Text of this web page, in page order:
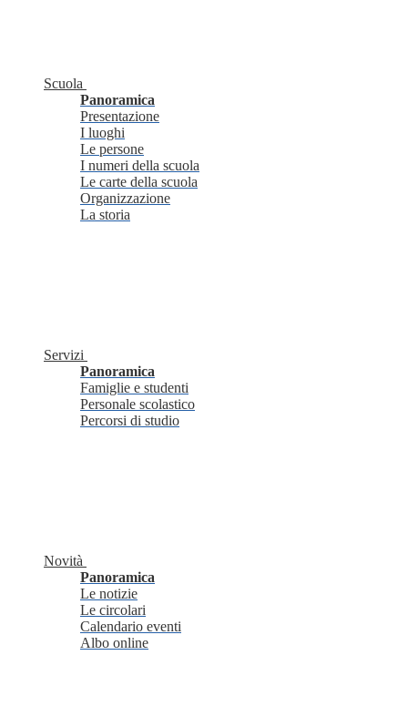
Scuola
Panoramica
Presentazione
I luoghi
Le persone
I numeri della scuola
Le carte della scuola
Organizzazione
La storia
Servizi
Panoramica
Famiglie e studenti
Personale scolastico
Percorsi di studio
Novità
Panoramica
Le notizie
Le circolari
Calendario eventi
Albo online